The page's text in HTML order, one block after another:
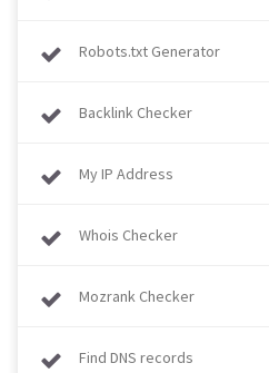
Robots.txt Generator
Backlink Checker
My IP Address
Whois Checker
Mozrank Checker
Find DNS records